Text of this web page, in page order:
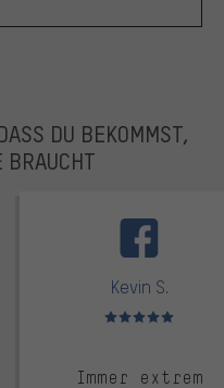
DU BEKOMMST,
Kevin S.
Bewertungen: 5 von 5
Immer extrem